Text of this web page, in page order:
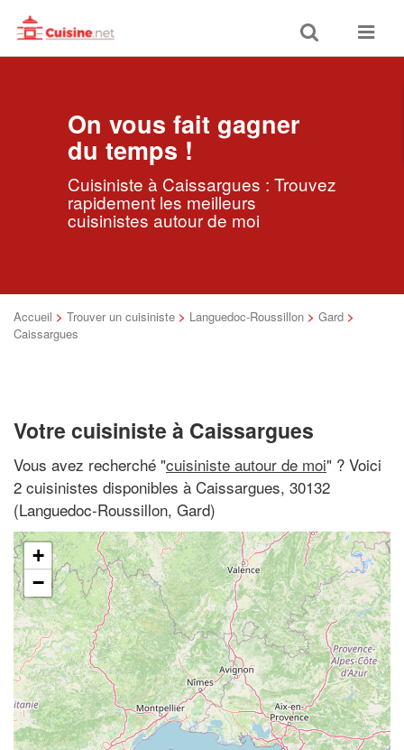
Toggle
search
Toggle
On vous fait gagner
du temps !
Cuisiniste à Caissargues : Trouvez
rapidement les meilleurs
cuisinistes autour de moi
Accueil > Trouver un cuisiniste > Languedoc-Roussillon > Gard >
Caissargues
Votre cuisiniste à Caissargues
Vous avez recherché "cuisiniste autour de moi" ? Voici
2 cuisinistes disponibles à Caissargues, 30132
(Languedoc-Roussillon, Gard)
+
−